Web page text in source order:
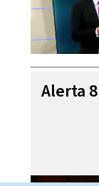
Alerta